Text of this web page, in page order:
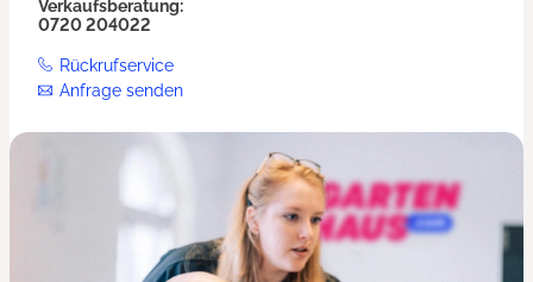
Verkaufsberatung:
0720 204022
Rückrufservice
Anfrage senden